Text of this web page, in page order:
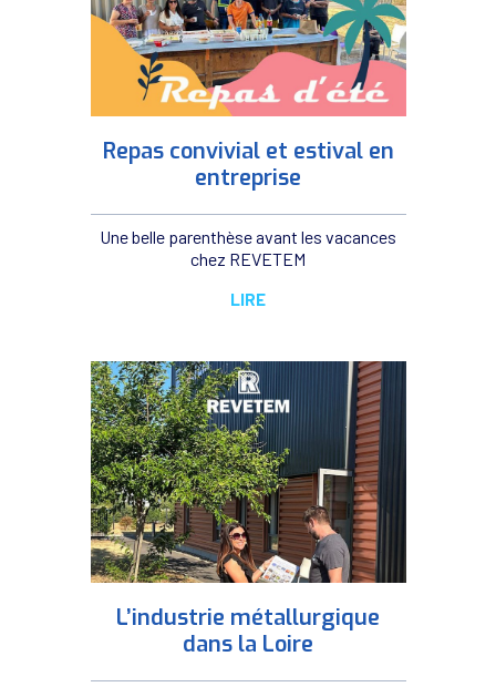
Repas convivial et estival en
entreprise
Une belle parenthèse avant les vacances
chez REVETEM
LIRE
L’industrie métallurgique
dans la Loire